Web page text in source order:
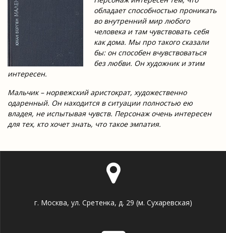
обладает способностью проникать
во внутренний мир любого
человека и там чувствовать себя
как дома. Мы про такого сказали
бы: он способен вчувствоваться
без любви. Он художник и этим
интересен.
Мальчик – норвежский аристократ, художественно
одаренный. Он находится в ситуации полностью ею
владея, не испытывая чувств. Персонаж очень интересен
для тех, кто хочет знать, что такое эмпатия.
г. Москва, ул. Сретенка, д. 29 (м. Сухаревская)